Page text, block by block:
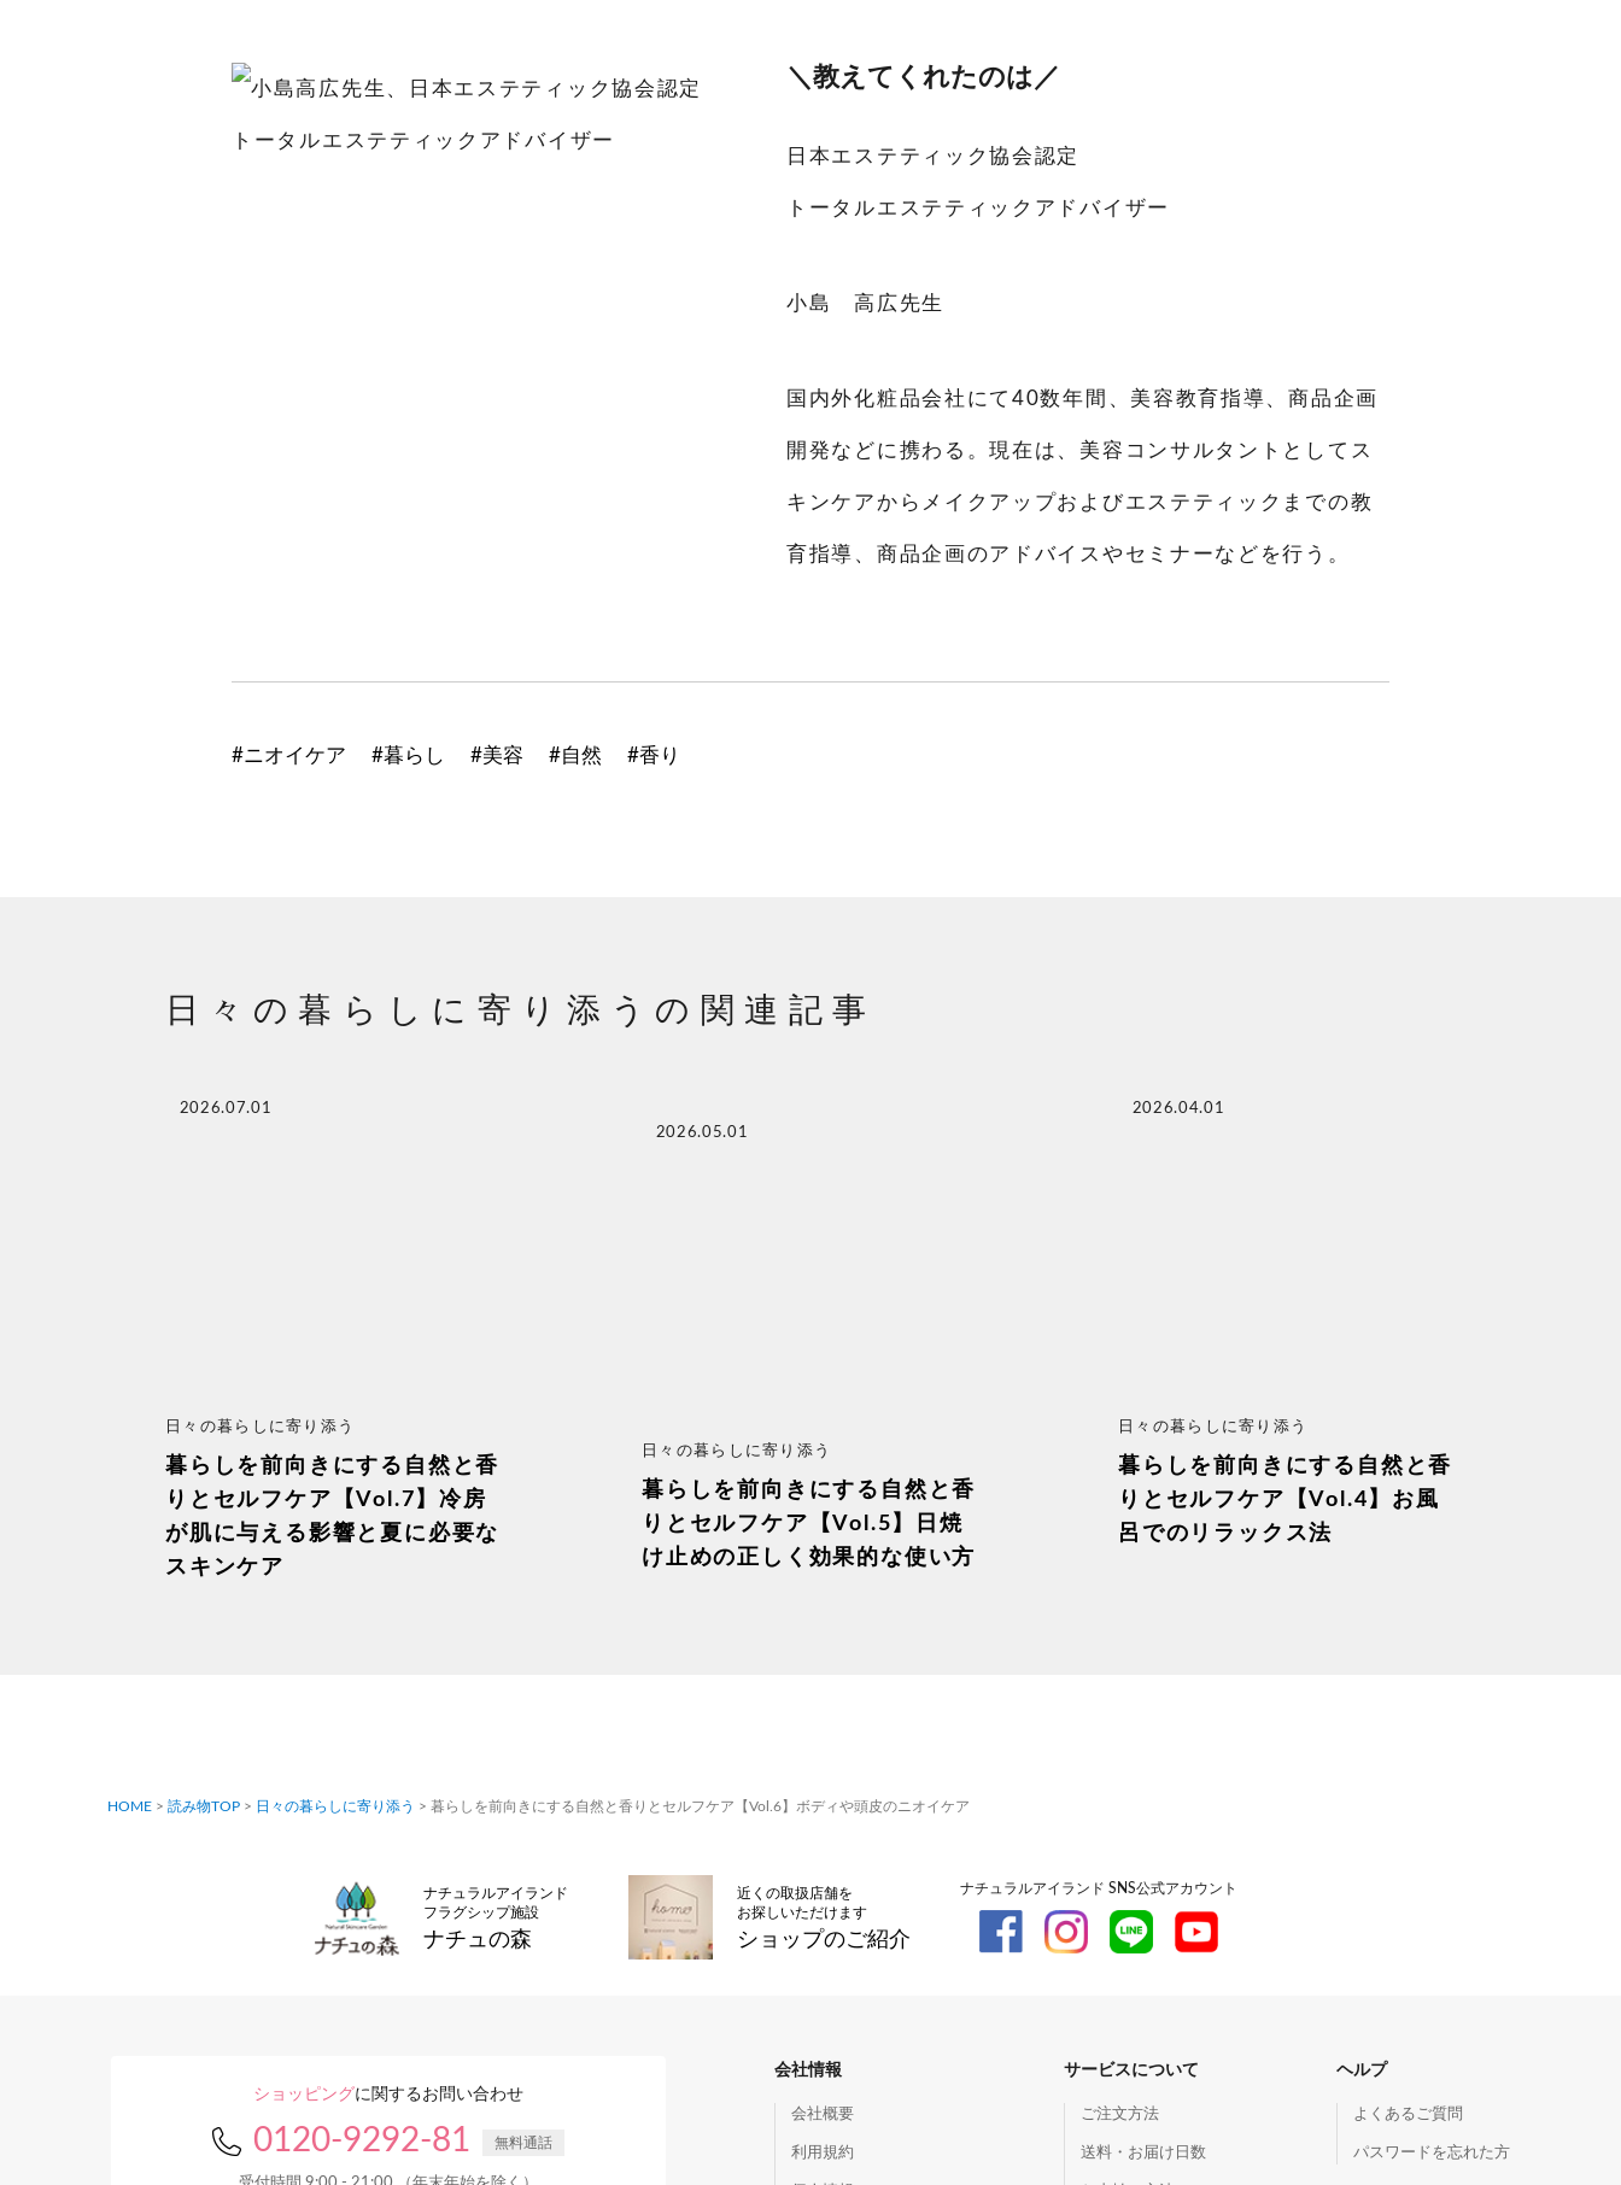
＼教えてくれたのは／
日本エステティック協会認定
トータルエステティックアドバイザー
小島 高広先生
国内外化粧品会社にて 40数年間、美容教育指導、商品企画
開発などに携わる。現在は、美容コンサルタントとしてス
キンケアからメイクアップおよびエステティックまでの教
育指導、商品企画のアドバイスやセミナーなどを行う。
#ニオイケア #暮らし #美容 #自然 #香り
日々の暮らしに寄り添うの関連記事
2026.07.01
日々の暮らしに寄り添う
暮らしを前向きにする自然と香
りとセルフケア【Vol.7】冷房
が肌に与える影響と夏に必要な
スキンケア
2026.05.01
日々の暮らしに寄り添う
暮らしを前向きにする自然と香
りとセルフケア【Vol.5】日焼
け止めの正しく効果的な使い方
2026.04.01
日々の暮らしに寄り添う
暮らしを前向きにする自然と香
りとセルフケア【Vol.4】お風
呂でのリラックス法
HOME > 読み物TOP > 日々の暮らしに寄り添う > 暮らしを前向きにする自然と香りとセルフケア【Vol.6】ボディや頭皮のニオイケア
ナチュラルアイランド
フラグシップ施設
ナチュの森
近くの取扱店舗を
お探しいただけます
ショップのご紹介
ナチュラルアイランド SNS公式アカウント
ショッピングに関するお問い合わせ
0120-9292-81 無料通話
会社情報
会社概要
利用規約
サービスについて
ご注文方法
送料・お届け日数
ヘルプ
よくあるご質問
パスワードを忘れた方